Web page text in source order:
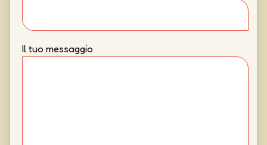
Il tuo messaggio